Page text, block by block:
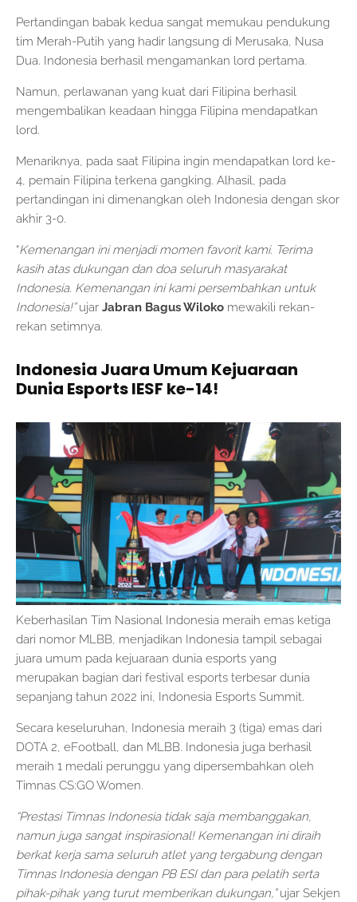
Pertandingan babak kedua sangat memukau pendukung
tim Merah-Putih yang hadir langsung di Merusaka, Nusa
Dua. Indonesia berhasil mengamankan lord pertama.
Namun, perlawanan yang kuat dari Filipina berhasil
mengembalikan keadaan hingga Filipina mendapatkan
lord.
Menariknya, pada saat Filipina ingin mendapatkan lord ke-
4, pemain Filipina terkena gangking. Alhasil, pada
pertandingan ini dimenangkan oleh Indonesia dengan skor
akhir 3-0.
“Kemenangan ini menjadi momen favorit kami. Terima
kasih atas dukungan dan doa seluruh masyarakat
Indonesia. Kemenangan ini kami persembahkan untuk
Indonesia!”ujar Jabran Bagus Wiloko mewakili rekan-
rekan setimnya.
Indonesia Juara Umum Kejuaraan
Dunia Esports IESF ke-14!
Keberhasilan Tim Nasional Indonesia meraih emas ketiga
dari nomor MLBB, menjadikan Indonesia tampil sebagai
juara umum pada kejuaraan dunia esports yang
merupakan bagian dari festival esports terbesar dunia
sepanjang tahun 2022 ini, Indonesia Esports Summit.
Secara keseluruhan, Indonesia meraih 3 (tiga) emas dari
DOTA 2, eFootball, dan MLBB. Indonesia juga berhasil
meraih 1 medali perunggu yang dipersembahkan oleh
Timnas CS:GO Women.
“Prestasi Timnas Indonesia tidak saja membanggakan,
namun juga sangat inspirasional! Kemenangan ini diraih
berkat kerja sama seluruh atlet yang tergabung dengan
Timnas Indonesia dengan PB ESI dan para pelatih serta
pihak-pihak yang turut memberikan dukungan,”ujar Sekjen